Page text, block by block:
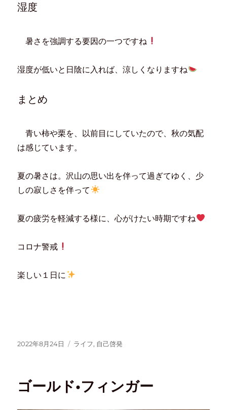
湿度
暑さを強調する要因の一つですね
湿度が低いと日陰に入れば、涼しくなりますね
まとめ
青い柿や栗を、以前目にしていたので、秋の気配
は感じています。
夏の暑さは。沢山の思い出を伴って過ぎてゆく、少
しの寂しさを伴って
夏の疲労を軽減する様に、心がけたい時期ですね
コロナ警戒
楽しい１日に
2022年8月24日 ライフ, 自己啓発
ゴールド•フィンガー